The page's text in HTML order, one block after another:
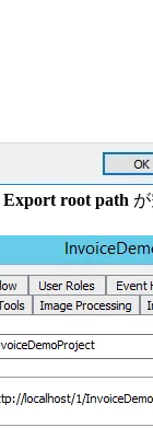
Export root path